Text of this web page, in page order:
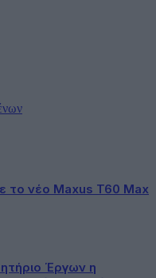
νέο Maxus T60 Max
Έργων η